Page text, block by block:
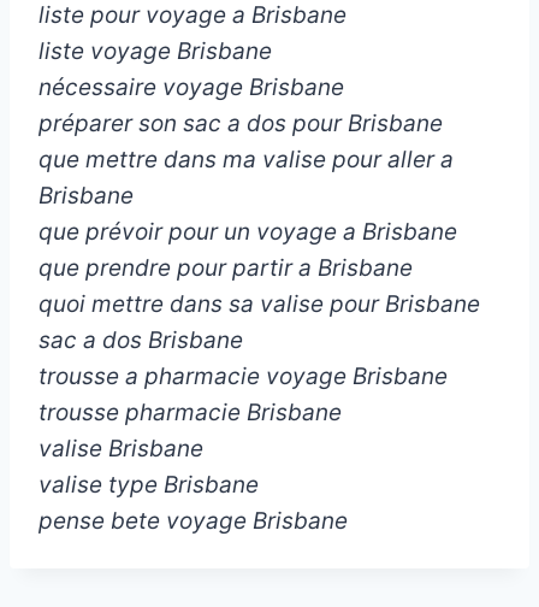
liste pour voyage a Brisbane
liste voyage Brisbane
nécessaire voyage Brisbane
préparer son sac a dos pour Brisbane
que mettre dans ma valise pour aller a
Brisbane
que prévoir pour un voyage a Brisbane
que prendre pour partir a Brisbane
quoi mettre dans sa valise pour Brisbane
sac a dos Brisbane
trousse a pharmacie voyage Brisbane
trousse pharmacie Brisbane
valise Brisbane
valise type Brisbane
pense bete voyage Brisbane